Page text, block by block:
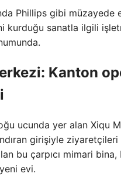
Phillips gibi müzayede
kurduğu sanatla ilgili
Kanton
ucunda yer alan Xiqu
girişiyle
bu çarpıcı mimari
evi.